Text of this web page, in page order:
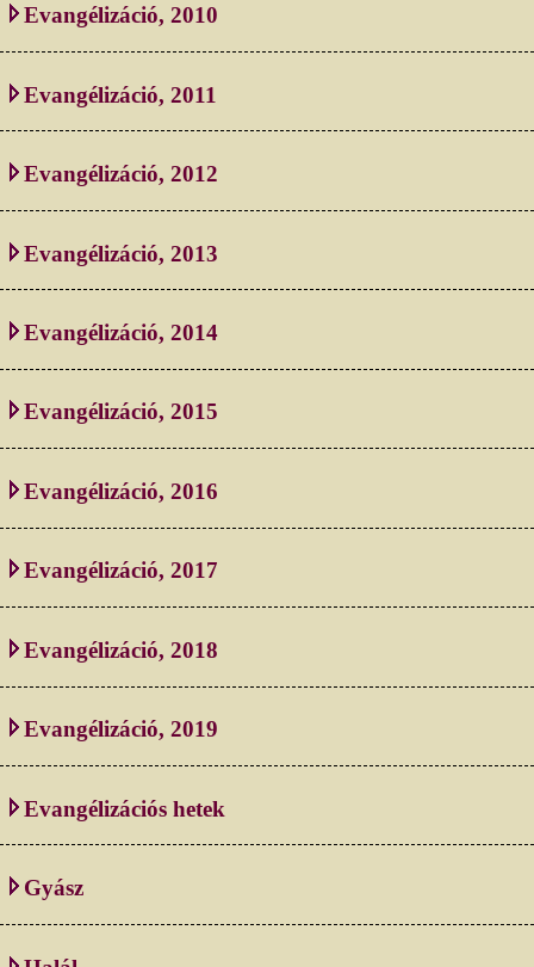
Evangélizáció, 2010
Evangélizáció, 2011
Evangélizáció, 2012
Evangélizáció, 2013
Evangélizáció, 2014
Evangélizáció, 2015
Evangélizáció, 2016
Evangélizáció, 2017
Evangélizáció, 2018
Evangélizáció, 2019
Evangélizációs hetek
Gyász